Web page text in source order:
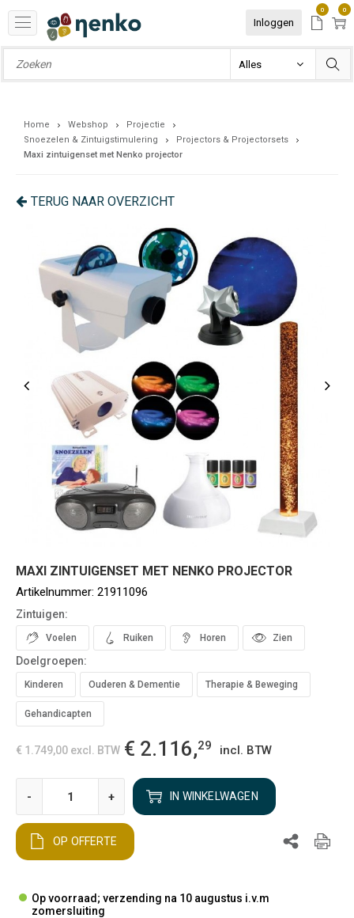
Inloggen
0 0
Home Webshop
Projectie
Snoezelen & Zintuigstimulering
Projectors & Projectorsets
Maxi zintuigenset met Nenko projector
TERUG NAAR OVERZICHT
MAXI ZINTUIGENSET MET NENKO PROJECTOR
Artikelnummer: 21911096
Zintuigen:
Voelen Ruiken Horen Zien
Doelgroepen:
Kinderen Ouderen & Dementie Therapie & Beweging
Gehandicapten
€ 1.749,00 excl. BTW € 2.116,29 incl. BTW
- + IN WINKELWAGEN
OP OFFERTE
Op voorraad; verzending na 10 augustus i.v.m
zomersluiting